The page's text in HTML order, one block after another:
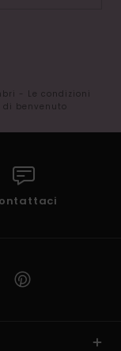
- Le condizioni
benvenuto